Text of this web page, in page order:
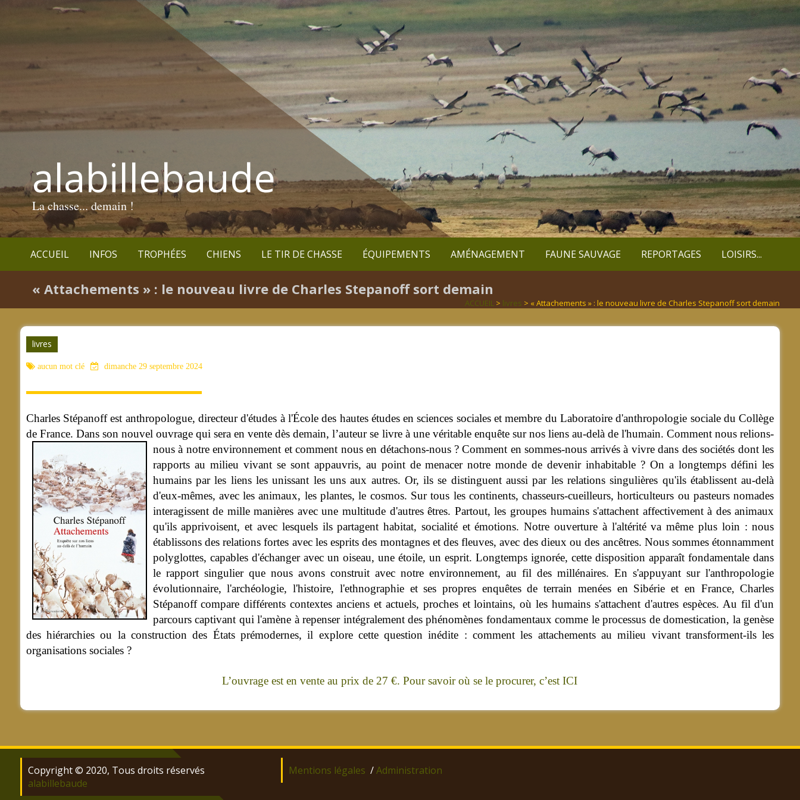
alabillebaude
La chasse... demain !
ACCUEIL INFOS TROPHÉES CHIENS LE TIR DE CHASSE ÉQUIPEMENTS AMÉNAGEMENT FAUNE SAUVAGE REPORTAGES LOISIRS...
« Attachements » : le nouveau livre de Charles Stepanoff sort demain
ACCUEIL > livres > « Attachements » : le nouveau livre de Charles Stepanoff sort demain
livres
aucun mot clé dimanche 29 septembre 2024
Charles Stépanoff est anthropologue, directeur d'études à l'École des hautes études en sciences sociales et membre du Laboratoire d'anthropologie sociale du Collège
de France. Dans son nouvel ouvrage qui sera en vente dès demain, l’auteur se livre à une véritable enquête sur nos liens au-delà de l'humain.Comment nous relions-
nous à notre environnement et comment nous en détachons-nous ? Comment en sommes-nous arrivés à vivre dans des sociétés dont les
rapports au milieu vivant se sont appauvris, au point de menacer notre monde de devenir inhabitable ? On a longtemps défini les
humains par les liens les unissant les uns aux autres. Or, ils se distinguent aussi par les relations singulières qu'ils établissent au-delà
d'eux-mêmes, avec les animaux, les plantes, le cosmos. Sur tous les continents, chasseurs-cueilleurs, horticulteurs ou pasteurs nomades
interagissent de mille manières avec une multitude d'autres êtres. Partout, les groupes humains s'attachent affectivement à des animaux
qu'ils apprivoisent, et avec lesquels ils partagent habitat, socialité et émotions. Notre ouverture à l'altérité va même plus loin : nous
établissons des relations fortes avec les esprits des montagnes et des fleuves, avec des dieux ou des ancêtres. Nous sommes étonnamment
polyglottes, capables d'échanger avec un oiseau, une étoile, un esprit. Longtemps ignorée, cette disposition apparaît fondamentale dans
le rapport singulier que nous avons construit avec notre environnement, au fil des millénaires. En s'appuyant sur l'anthropologie
évolutionnaire, l'archéologie, l'histoire, l'ethnographie et ses propres enquêtes de terrain menées en Sibérie et en France, Charles
Stépanoff compare différents contextes anciens et actuels, proches et lointains, où les humains s'attachent d'autres espèces. Au fil d'un
parcours captivant qui l'amène à repenser intégralement des phénomènes fondamentaux comme le processus de domestication, la genèse
des hiérarchies ou la construction des États prémodernes, il explore cette question inédite : comment les attachements au milieu vivant transforment-ils les
organisations sociales ?
L’ouvrage est en vente au prix de 27 €. Pour savoir où se le procurer, c’est ICI
Copyright © 2020, Tous droits réservés
alabillebaude
Mentions légales /Administration